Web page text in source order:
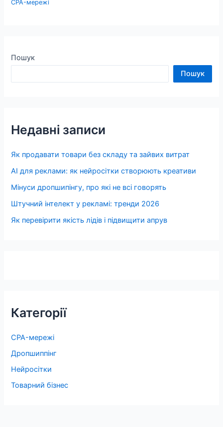
CPA-мережі
Пошук
Пошук
Недавні записи
Як продавати товари без складу та зайвих витрат
AI для реклами: як нейросітки створюють креативи
Мінуси дропшипінгу, про які не всі говорять
Штучний інтелект у рекламі: тренди 2026
Як перевірити якість лідів і підвищити апрув
Категорії
CPA-мережі
Дропшиппінг
Нейросітки
Товарний бізнес